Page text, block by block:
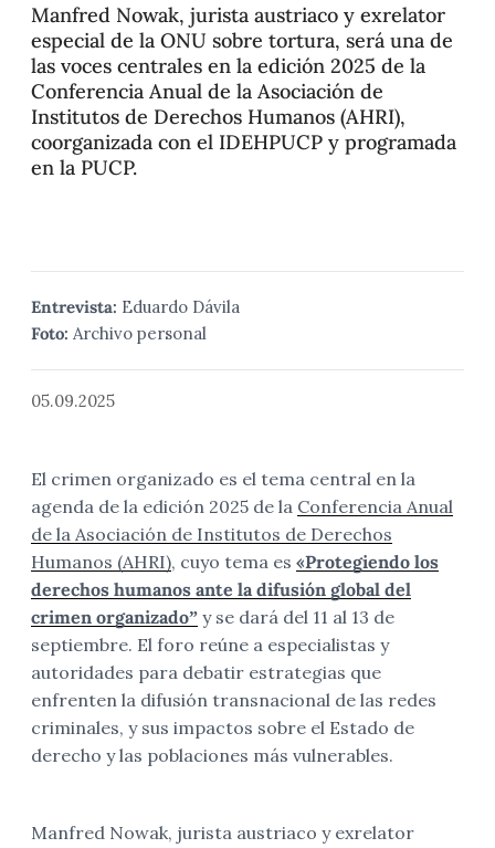
Manfred Nowak, jurista austriaco y exrelator
especial de la ONU sobre tortura, será una de
las voces centrales en la edición 2025 de la
Conferencia Anual de la Asociación de
Institutos de Derechos Humanos (AHRI),
coorganizada con el IDEHPUCP y programada
en la PUCP.
Entrevista: Eduardo Dávila
Foto: Archivo personal
05.09.2025
El crimen organizado es el tema central en la
agenda de la edición 2025 de la Conferencia Anual
de la Asociación de Institutos de Derechos
Humanos (AHRI), cuyo tema es «Protegiendo los
derechos humanos ante la difusión global del
crimen organizado” y se dará del 11 al 13 de
septiembre. El foro reúne a especialistas y
autoridades para debatir estrategias que
enfrenten la difusión transnacional de las redes
criminales, y sus impactos sobre el Estado de
derecho y las poblaciones más vulnerables.
Manfred Nowak, jurista austriaco y exrelator